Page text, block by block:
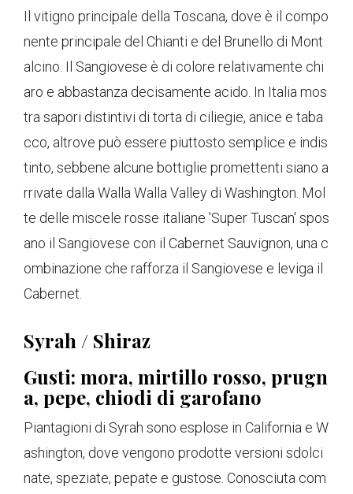
Il vitigno principale della Toscana, dove è il compo
nente principale del Chianti e del Brunello di Mont
alcino. Il Sangiovese è di colore relativamente chi
aro e abbastanza decisamente acido. In Italia mos
tra sapori distintivi di torta di ciliegie, anice e taba
cco, altrove può essere piuttosto semplice e indis
tinto, sebbene alcune bottiglie promettenti siano a
rrivate dalla Walla Walla Valley di Washington. Mol
te delle miscele rosse italiane 'Super Tuscan' spos
ano il Sangiovese con il Cabernet Sauvignon, una c
ombinazione che rafforza il Sangiovese e leviga il
Cabernet.
Syrah / Shiraz
Gusti: mora, mirtillo rosso, prugn
a, pepe, chiodi di garofano
Piantagioni di Syrah sono esplose in California e W
ashington, dove vengono prodotte versioni sdolci
nate, speziate, pepate e gustose. Conosciuta com